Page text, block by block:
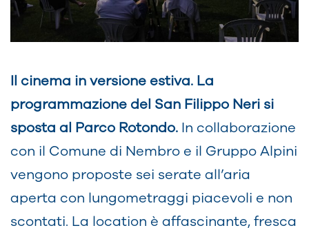
Il cinema in versione estiva. La
programmazione del San Filippo Neri si
sposta al Parco Rotondo. In collaborazione
con il Comune di Nembro e il Gruppo Alpini
vengono proposte sei serate all’aria
aperta con lungometraggi piacevoli e non
scontati. La location è affascinante, fresca